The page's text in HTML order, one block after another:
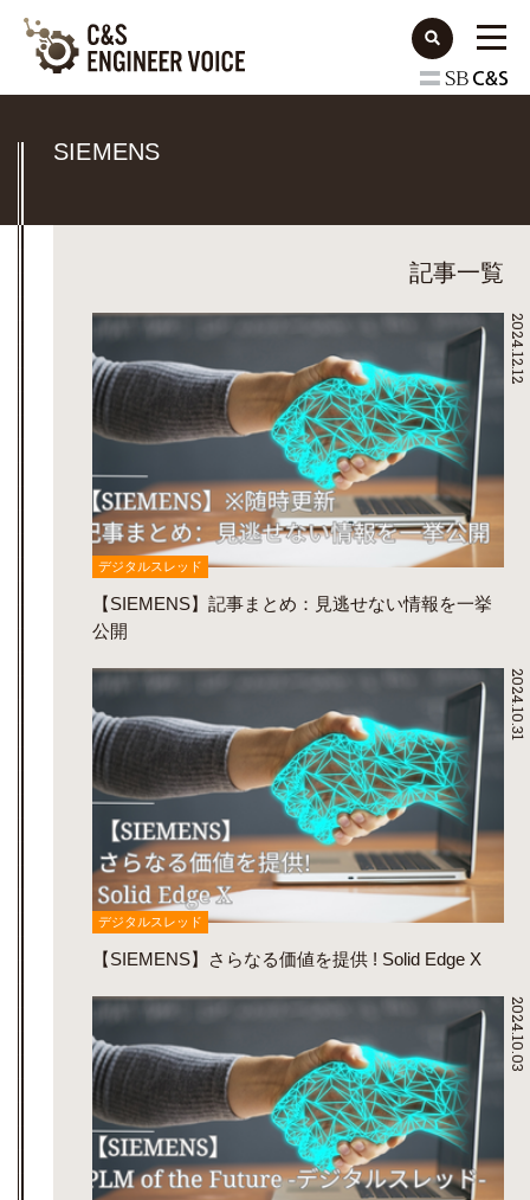
SIEMENS
記事一覧
2024.12.12
デジタルスレッド
【SIEMENS】記事まとめ：見逃せない情報を一挙
公開
2024.10.31
デジタルスレッド
【SIEMENS】さらなる価値を提供 ! Solid Edge X
2024.10.03